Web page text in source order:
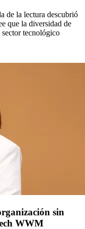
de la lectura descubrió
que la diversidad de
tecnológico
sin
WWM